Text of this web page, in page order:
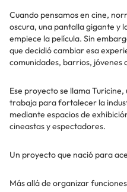
Cuando pensamos en cine,
oscura, una pantalla gigante y
empiece la película. Sin
que decidió cambiar esa
comunidades, barrios, jóvenes
Ese proyecto se llama
trabaja para fortalecer la
mediante espacios de
cineastas y espectadores.
Un proyecto que nació para
Más allá de organizar